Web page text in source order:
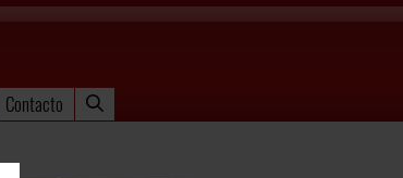
Contacto